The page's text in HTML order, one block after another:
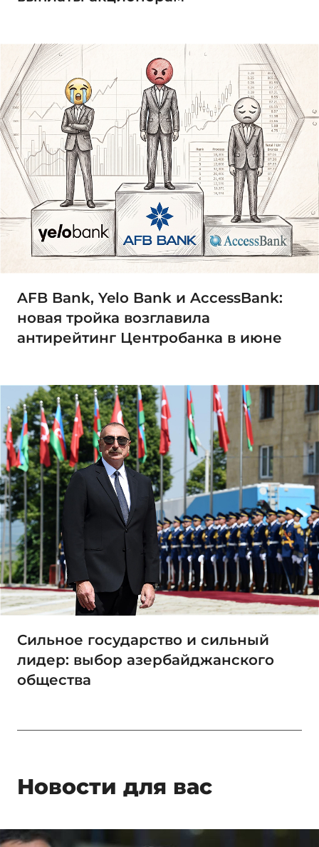
AFB Bank, Yelo Bank и AccessBank:
новая тройка возглавила
антирейтинг Центробанка в июне
Сильное государство и сильный
лидер: выбор азербайджанского
общества
Новости для вас